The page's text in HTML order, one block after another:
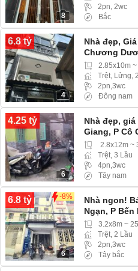
8
2pn, 2wc
Bắc
6.8 tỷ
4
Nhà đẹp,
Chương
2.85x10m
Trệt, Lửng,
2pn,3wc
Đông nam
4.25 tỷ
6
Nhà đẹp,
Giang, P Cô
2.8x12m ~
Trệt, 3 Lầu
4pn,3wc
Tây nam
6.8 tỷ -8%
6
Nhà ngon!
Ngạn, P Bến
3.2x8m ~
Trệt, 2 Lầu
2pn,3wc
Tây bắc